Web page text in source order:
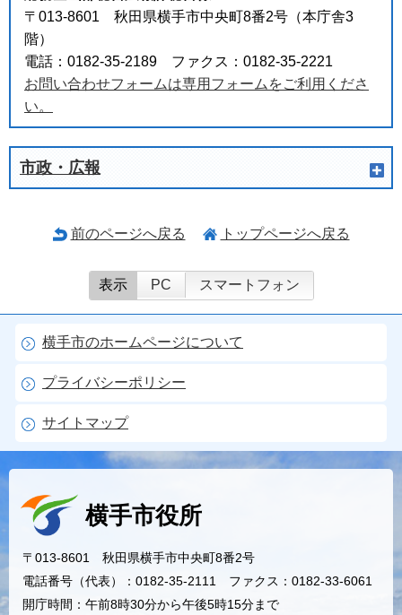
〒013-8601 秋田県横手市中央町8番2号（本庁舎3
階）
電話：0182-35-2189 ファクス：0182-35-2221
お問い合わせフォームは専用フォームをご利用くださ
い。
市政・広報
前のページへ戻る トップページへ戻る
表示 PC スマートフォン
横手市のホームページについて
プライバシーポリシー
サイトマップ
横手市役所
〒013-8601 秋田県横手市中央町8番2号
電話番号（代表）：0182-35-2111 ファクス：0182-33-6061
開庁時間：午前8時30分から午後5時15分まで